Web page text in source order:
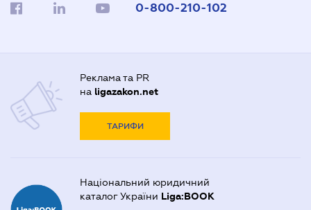
0-800-210-102
Реклама та PR
на ligazakon.net
ТАРИФИ
Національний юридичний
каталог України Liga:BOOK